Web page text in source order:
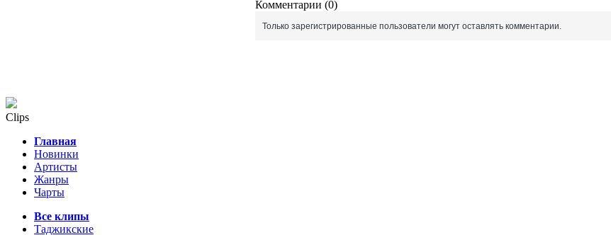
Комментарии (0)
Только зарегистрированные пользователи могут оставлять комментарии.
Clips
Главная
Новинки
Артисты
Жанры
Чарты
Все клипы
Таджикские